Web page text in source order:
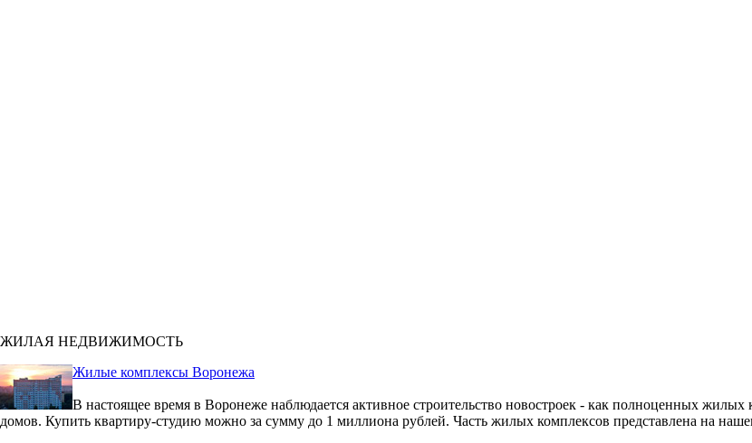
ЖИЛАЯ НЕДВИЖИМОСТЬ
Жилые комплексы Воронежа
В настоящее время в Воронеже наблюдается активное строительство новостроек - как полноценных жилых
домов. Купить квартиру-студию можно за сумму до 1 миллиона рублей. Часть жилых комплексов представлена на